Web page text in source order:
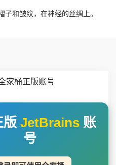
子和皱纹，在神经的丝绸上。
家桶正版账号
版 JetBrains账
号